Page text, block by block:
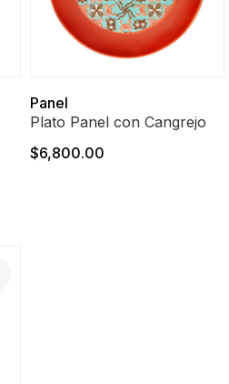
Panel
Plato Panel con Cangrejo
$6,800.00